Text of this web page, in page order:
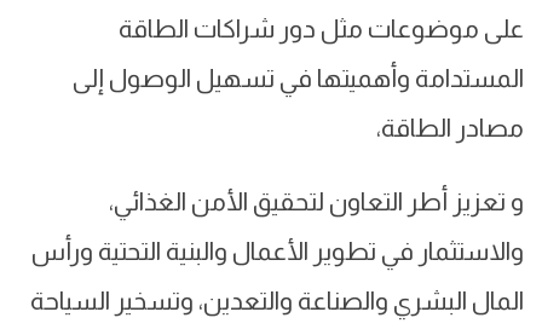
على موضوعات مثل دور شراكات الطاقة
المستدامة وأهميتها في تسهيل الوصول إلى
مصادر الطاقة،
و تعزيز أطر التعاون لتحقيق الأمن الغذائي،
والاستثمار في تطوير الأعمال والبنية التحتية ورأس
المال البشري والصناعة والتعدين، وتسخير السياحة